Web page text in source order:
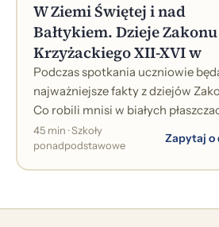
W Ziemi Świętej i nad
Bałtykiem. Dzieje Zakonu
Krzyżackiego XII-XVI w
Podczas spotkania uczniowie
najważniejsze fakty z dziejów
Co robili mnisi w białych
Ilu rycerzy Zakonu walczyło pod...
45 min · Szkoły
ponadpodstawowe
Zapytaj o